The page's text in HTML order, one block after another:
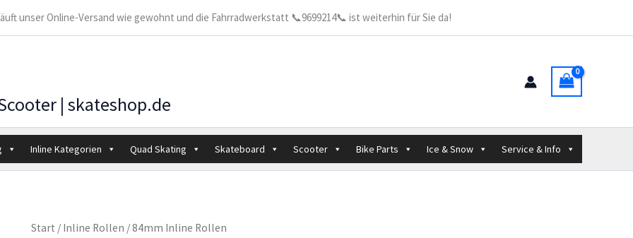
unser Online-Versand wie gewohnt und die Fahrradwerkstatt 📞9699214📞 ist weiterhin für Sie da!
| skateshop.de
Inline Kategorien Quad Skating Skateboard Scooter Bike Parts Ice & Snow Service & Info
Start / Inline Rollen / 84mm Inline Rollen